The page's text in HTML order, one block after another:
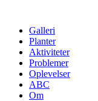
contentGalleri
Planter
Aktiviteter
Problemer
Oplevelser
ABC
Om